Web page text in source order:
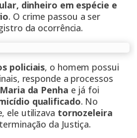
dinheiro em espécie e
. O crime passou a ser
da ocorrência.
policiais, o homem possui
responde a processos
da Penha e já foi
qualificado. No
ele utilizava tornozeleira
da Justiça.